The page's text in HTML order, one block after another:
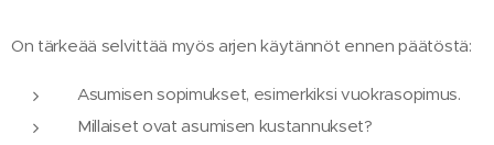
On tärkeää selvittää myös arjen käytännöt ennen päätöstä:
Asumisen sopimukset, esimerkiksi vuokrasopimus.
Millaiset ovat asumisen kustannukset?